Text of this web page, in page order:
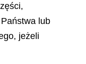
lub
jeżeli